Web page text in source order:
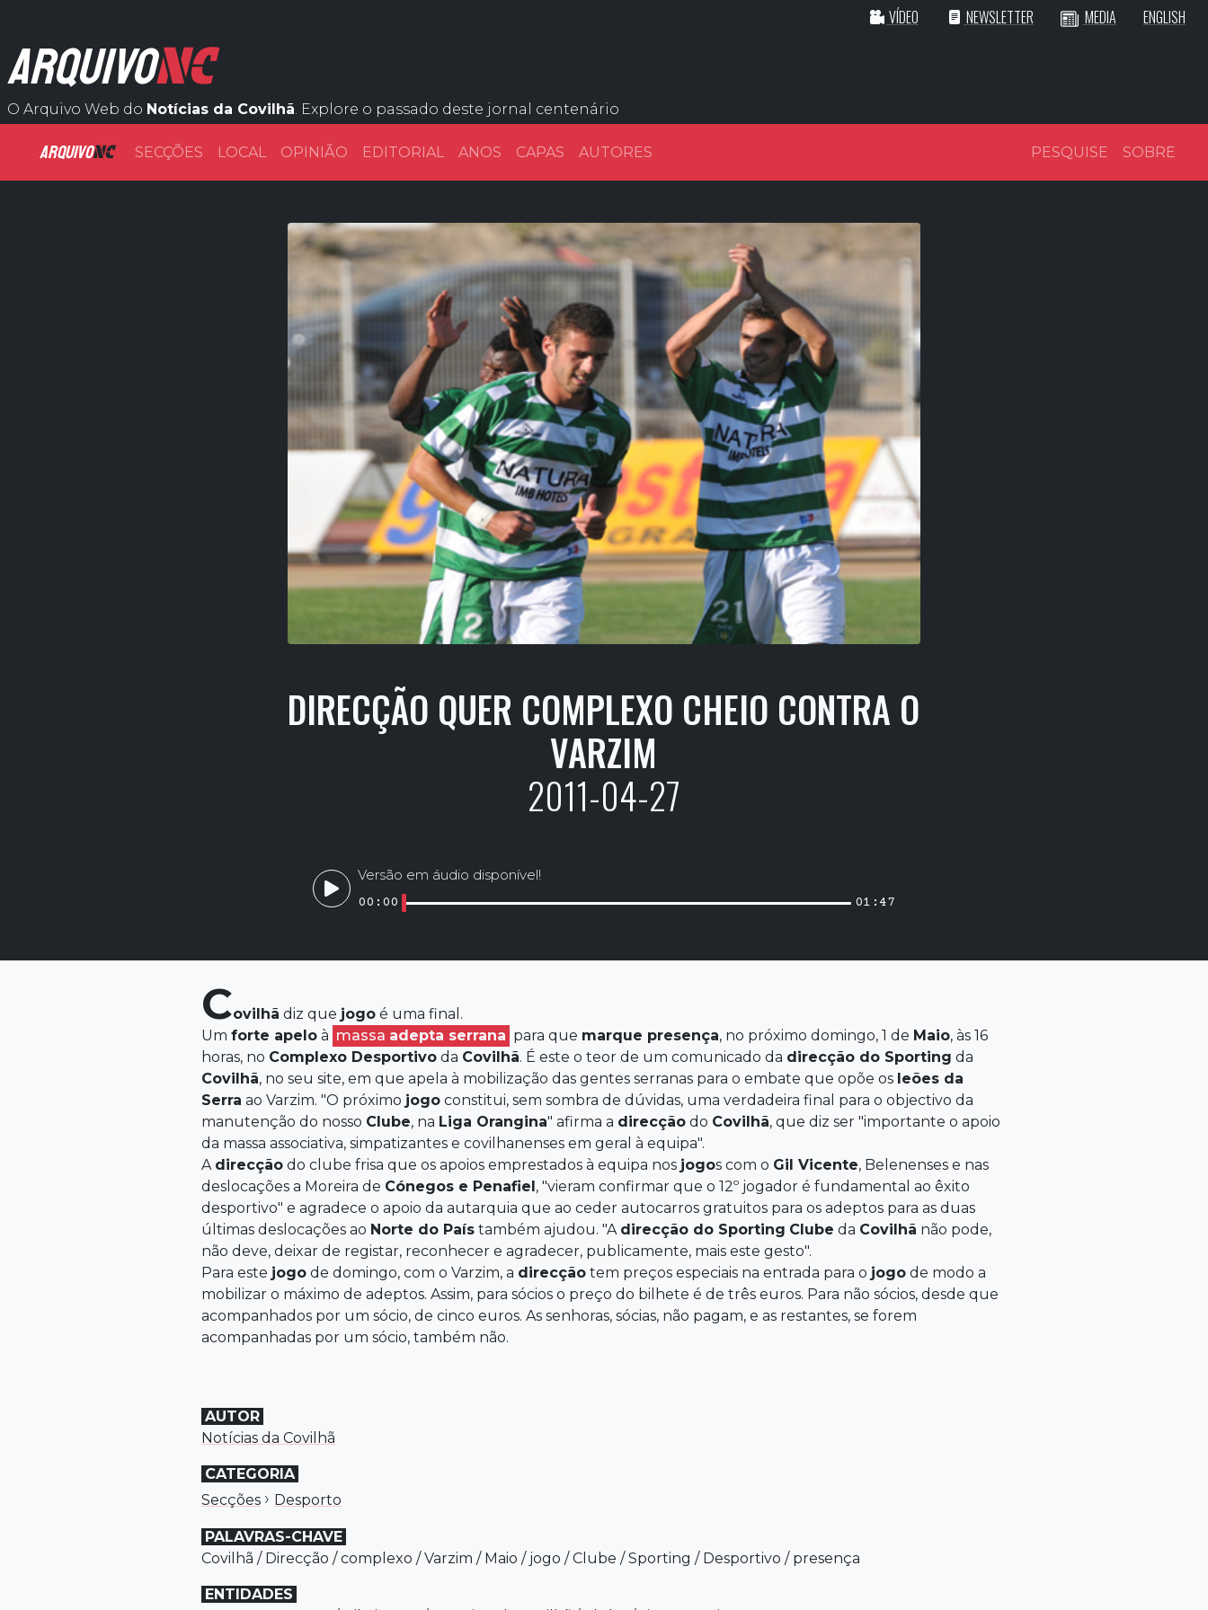
VÍDEO NEWSLETTER MEDIA ENGLISH
ARQUIVONC
O Arquivo Web do Notícias da Covilhã. Explore o passado deste jornal centenário
ARQUIVONC SECÇÕES LOCAL OPINIÃO EDITORIAL ANOS CAPAS AUTORES PESQUISE SOBRE
DIRECÇÃO QUER COMPLEXO CHEIO CONTRA O
VARZIM
2011-04-27
Versão em áudio disponível!
00:00 01:47
Covilhã diz que jogo é uma final.
Um forte apelo à massa adepta serrana para que marque presença, no próximo domingo, 1 de Maio, às 16
horas, no Complexo Desportivo da Covilhã. É este o teor de um comunicado da direcção do Sporting da
Covilhã, no seu site, em que apela à mobilização das gentes serranas para o embate que opõe os leões da
Serra ao Varzim. "O próximo jogo constitui, sem sombra de dúvidas, uma verdadeira final para o objectivo da
manutenção do nosso Clube, na Liga Orangina" afirma a direcção do Covilhã, que diz ser "importante o apoio
da massa associativa, simpatizantes e covilhanenses em geral à equipa".
A direcção do clube frisa que os apoios emprestados à equipa nos jogos com o Gil Vicente, Belenenses e nas
deslocações a Moreira de Cónegos e Penafiel , "vieram confirmar que o 12º jogador é fundamental ao êxito
desportivo" e agradece o apoio da autarquia que ao ceder autocarros gratuitos para os adeptos para as duas
últimas deslocações ao Norte do País também ajudou. "A direcção do Sporting Clube da Covilhã não pode,
não deve, deixar de registar, reconhecer e agradecer, publicamente, mais este gesto".
Para este jogo de domingo, com o Varzim, a direcção tem preços especiais na entrada para o jogo de modo a
mobilizar o máximo de adeptos. Assim, para sócios o preço do bilhete é de três euros. Para não sócios, desde que
acompanhados por um sócio, de cinco euros. As senhoras, sócias, não pagam, e as restantes, se forem
acompanhadas por um sócio, também não.
AUTOR
Notícias da Covilhã
CATEGORIA
Secções › Desporto
PALAVRAS-CHAVE
Covilhã / Direcção / complexo / Varzim / Maio / jogo / Clube / Sporting / Desportivo / presença
ENTIDADES